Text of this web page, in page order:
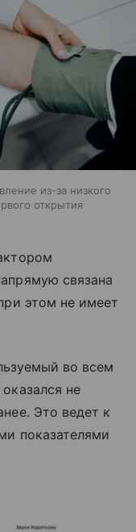
из-за низкого
открытия
связана
этом не имеет
во всем
не
Это ведет к
показателями